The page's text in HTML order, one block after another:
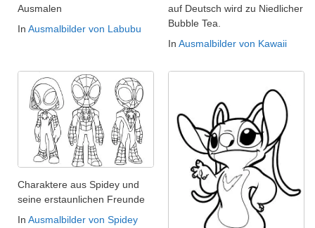
Ausmalen
In Ausmalbilder von Labubu
auf Deutsch wird zu Niedlicher
Bubble Tea.
In Ausmalbilder von Kawaii
Charaktere aus Spidey und
seine erstaunlichen Freunde
In Ausmalbilder von Spidey